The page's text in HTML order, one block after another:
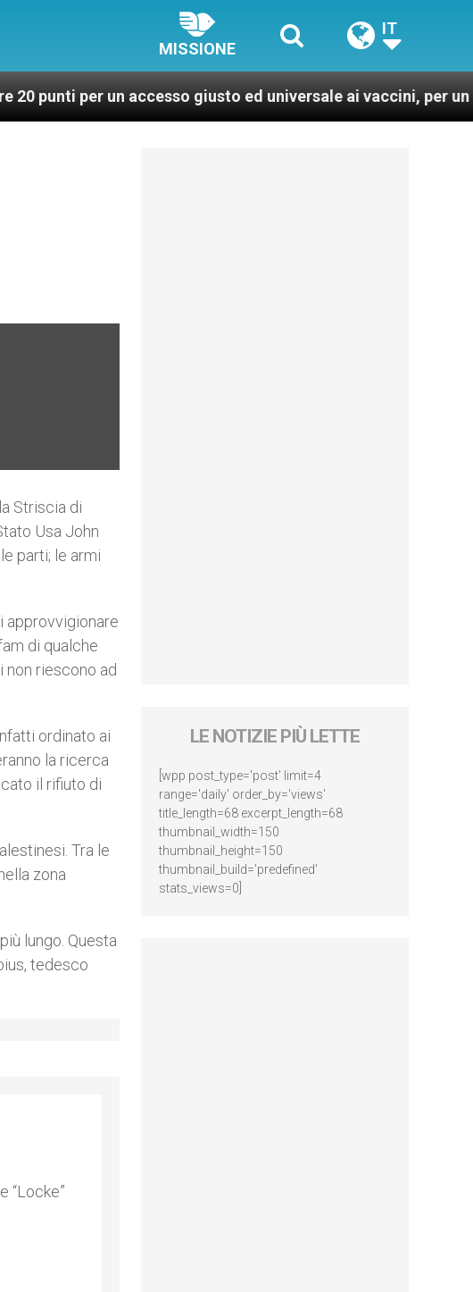
MISSIONE
IT
un accesso giusto ed universale ai vaccini, per un mondo
Striscia di
Usa John
parti; le armi
approvvigionare
di qualche
non riescono ad
ordinato ai
la ricerca
il rifiuto di
Tra le
zona
lungo. Questa
tedesco
“Locke”
LE NOTIZIE PIÙ LETTE
[wpp post_type='post' limit=4
range='daily' order_by='views'
title_length=68 excerpt_length=68
thumbnail_width=150
thumbnail_height=150
thumbnail_build='predefined'
stats_views=0]